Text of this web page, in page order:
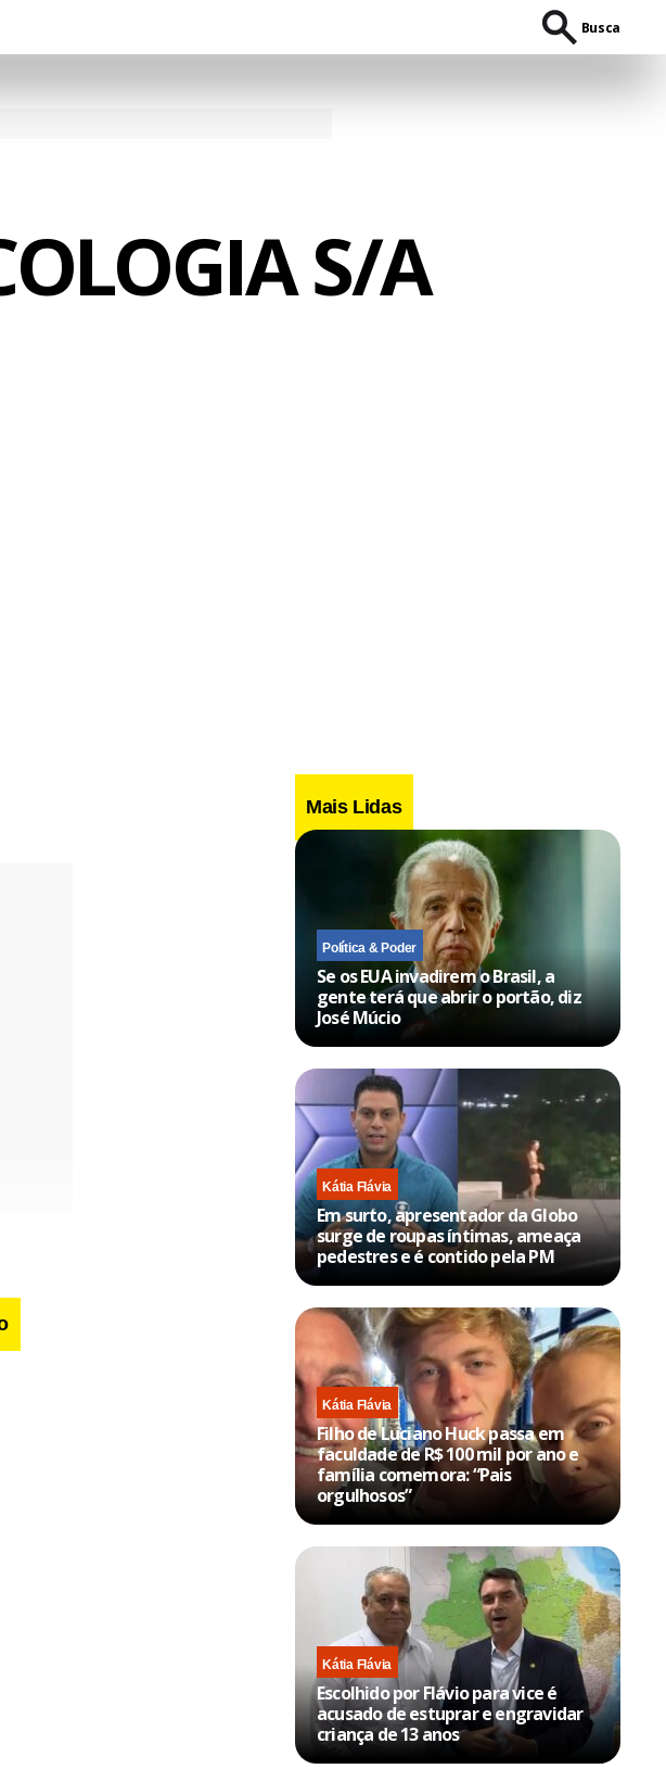
Busca
S/A
Mais Lidas
Política & Poder
Se os EUA invadirem o Brasil, a
gente terá que abrir o portão, diz
José Múcio
Kátia Flávia
Em surto, apresentador da Globo
surge de roupas íntimas, ameaça
pedestres e é contido pela PM
Kátia Flávia
Filho de Luciano Huck passa em
faculdade de R$ 100 mil por ano e
família comemora: “Pais
orgulhosos”
Kátia Flávia
Escolhido por Flávio para vice é
acusado de estuprar e engravidar
criança de 13 anos